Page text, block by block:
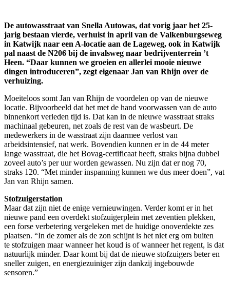
De autowasstraat van Snella Autowas, dat vorig jaar het 25-
jarig bestaan vierde, verhuist in april van de Valkenburgseweg
in Katwijk naar een A-locatie aan de Lageweg, ook in Katwijk
pal naast de N206 bij de invalsweg naar bedrijventerrein ’t
Heen. “Daar kunnen we groeien en allerlei mooie nieuwe
dingen introduceren”, zegt eigenaar Jan van Rhijn over de
verhuizing.
Moeiteloos somt Jan van Rhijn de voordelen op van de nieuwe
locatie. Bijvoorbeeld dat het met de hand voorwassen van de auto
binnenkort verleden tijd is. Dat kan in de nieuwe wasstraat straks
machinaal gebeuren, net zoals de rest van de wasbeurt. De
medewerkers in de wasstraat zijn daarmee verlost van
arbeidsintensief, nat werk. Bovendien kunnen er in de 44 meter
lange wasstraat, die het Bovag-certificaat heeft, straks bijna dubbel
zoveel auto’s per uur worden gewassen. Nu zijn dat er nog 70,
straks 120. “Met minder inspanning kunnen we dus meer doen”, vat
Jan van Rhijn samen.
Stofzuigerstation
Maar dat zijn niet de enige vernieuwingen. Verder komt er in het
nieuwe pand een overdekt stofzuigerplein met zeventien plekken,
een forse verbetering vergeleken met de huidige onoverdekte zes
plaatsen. “In de zomer als de zon schijnt is het niet erg om buiten
te stofzuigen maar wanneer het koud is of wanneer het regent, is dat
natuurlijk minder. Daar komt bij dat de nieuwe stofzuigers beter en
sneller zuigen, en energiezuiniger zijn dankzij ingebouwde
sensoren.”